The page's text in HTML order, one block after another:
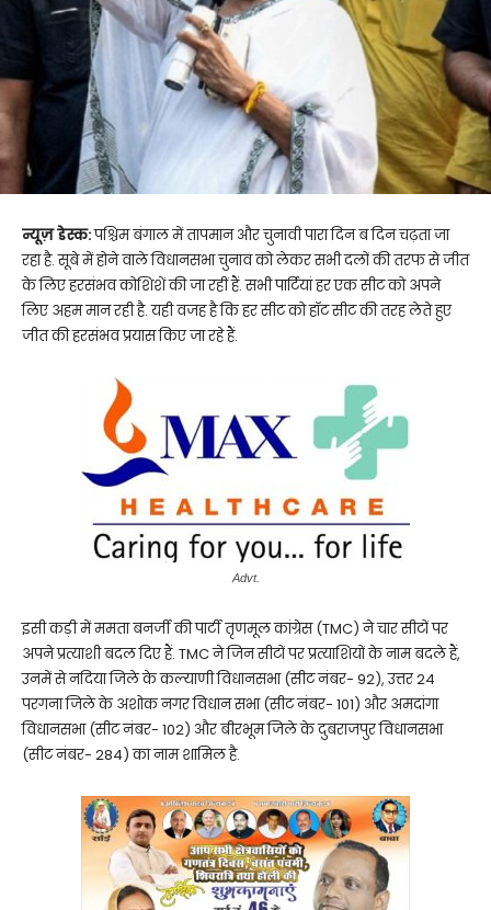
न्यूज़ डेस्क:पश्चिम बंगाल में तापमान और चुनावी पारा दिन ब दिन चढ़ता जा
रहा है. सूबे में होने वाले विधानसभा चुनाव को लेकर सभी दलों की तरफ से जीत
के लिए हरसंभव कोशिशें की जा रहीं हैं. सभी पार्टियां हर एक सीट को अपने
लिए अहम मान रही है. यही वजह है कि हर सीट को हॉट सीट की तरह लेते हुए
जीत की हरसंभव प्रयास किए जा रहे हैं.
Advt.
इसी कड़ी में ममता बनर्जी की पार्टी तृणमूल कांग्रेस (TMC) ने चार सीटों पर
अपने प्रत्याशी बदल दिए हैं. TMC ने जिन सीटों पर प्रत्याशियों के नाम बदले हैं,
उनमें से नदिया जिले के कल्याणी विधानसभा (सीट नंबर- 92), उत्तर 24
परगना जिले के अशोक नगर विधान सभा (सीट नंबर- 101) और अमदांगा
विधानसभा (सीट नंबर- 102) और बीरभूम जिले के दुबराजपुर विधानसभा
(सीट नंबर- 284) का नाम शामिल है.